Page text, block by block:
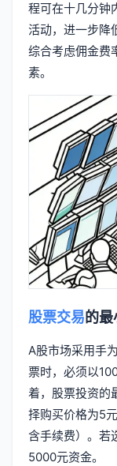
程可在十几分钟
活动，进一步降
综合考虑佣金费
素。
股票交易的最
A股市场采用手
票时，必须以
着，股票投资的
择购买价格为5
含手续费）。若
5000元资金。